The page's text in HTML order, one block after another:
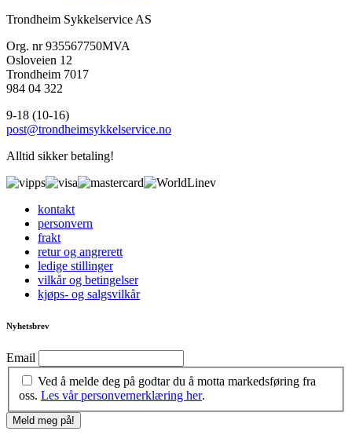
Trondheim Sykkelservice AS
Org. nr 935567750MVA
Osloveien 12
Trondheim 7017
984 04 322
9-18 (10-16)
post@trondheimsykkelservice.no
Alltid sikker betaling!
kontakt
personvern
frakt
retur og angrerett
ledige stillinger
vilkår og betingelser
kjøps- og salgsvilkår
Nyhetsbrev
Email
Ved å melde deg på godtar du å motta markedsføring fra
oss. Les vår personvernerklæring her.